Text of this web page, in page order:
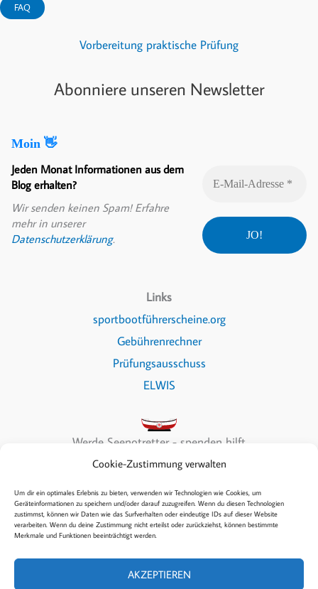
Cookie-Zustimmung verwalten
Um dir ein optimales Erlebnis zu bieten, verwenden wir Technologien wie Cookies, um
Geräteinformationen zu speichern und/oder darauf zuzugreifen. Wenn du diesen Technologien
zustimmst, können wir Daten wie das Surfverhalten oder eindeutige IDs auf dieser Website
verarbeiten. Wenn du deine Zustimmung nicht erteilst oder zurückziehst, können bestimmte
Merkmale und Funktionen beeinträchtigt werden.
AKZEPTIEREN
FAQ
Vorbereitung praktische Prüfung
Abonniere unseren Newsletter
Moin 👋
Jeden Monat Informationen aus dem
Blog erhalten?
Wir senden keinen Spam! Erfahre
mehr in unserer
Datenschutzerklärung.
Links
sportbootführerscheine.org
Gebührenrechner
Prüfungsausschuss
ELWIS
Werde Seenotretter - spenden hilft
Copyright © 2026 Sea & Fun
Datenschutz